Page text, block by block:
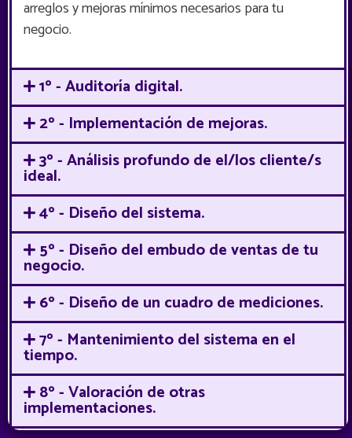
arreglos y mejoras mínimos necesarios para tu
negocio.
1º - Auditoría digital.
2º - Implementación de mejoras.
3º - Análisis profundo de el/los cliente/s
ideal.
4º - Diseño del sistema.
5º - Diseño del embudo de ventas de tu
negocio.
6º - Diseño de un cuadro de mediciones.
7º - Mantenimiento del sistema en el
tiempo.
8º - Valoración de otras
implementaciones.